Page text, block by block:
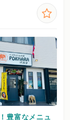
豊富なメニュ